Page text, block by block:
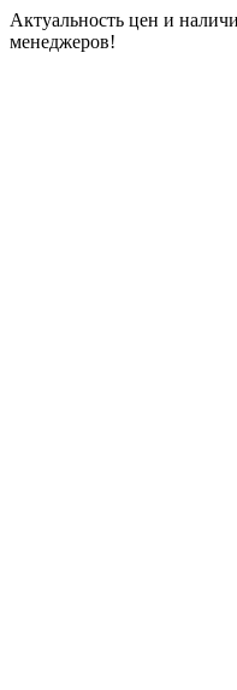
Актуальность цен и
менеджеров!